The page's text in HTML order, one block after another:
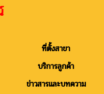
ที่ตั้งสาขา
บริการลูกค้า
ข่าวสารและบทความ